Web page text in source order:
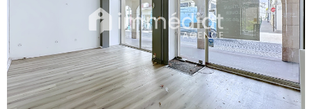
voir le
bien